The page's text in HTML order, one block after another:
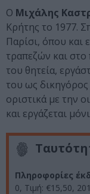
Ο Μιχάλης
Κρήτης το 1977.
Παρίσι, όπου και
τραπεζών και στο
του θητεία,
του ως δικηγόρος
οριστικά με την
και εργάζεται
Πληροφορίες
0, Τιμή: €15,50,